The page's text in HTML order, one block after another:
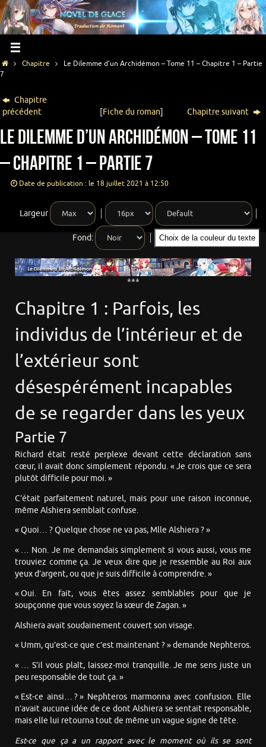
Chapitre
Le Dilemme d’un Archidémon – Tome 11 – Chapitre 1 – Partie
7
Chapitre
précédent
[Fiche du roman] Chapitre suivant
Le Dilemme d’un Archidémon – Tome 11
– Chapitre 1 – Partie 7
Date de publication : le 18 juillet 2021 à 12:50
Largeur
Fond: Choix de la couleur du texte
***
Chapitre 1 : Parfois, les
individus de l’intérieur et de
l’extérieur sont
désespérément incapables
de se regarder dans les yeux
Partie 7
Richard était resté perplexe devant cette déclaration sans
cœur, il avait donc simplement répondu. « Je crois que ce sera
plutôt difficile pour moi. »
C’était parfaitement naturel, mais pour une raison inconnue,
même Alshiera semblait confuse.
« Quoi… ? Quelque chose ne va pas, Mlle Alshiera ? »
« … Non. Je me demandais simplement si vous aussi, vous me
trouviez comme ça. Je veux dire que je ressemble au Roi aux
yeux d’argent, ou que je suis difficile à comprendre. »
« Oui. En fait, vous êtes assez semblables pour que je
soupçonne que vous soyez la sœur de Zagan. »
Alshiera avait soudainement couvert son visage.
« Umm, qu’est-ce que c’est maintenant ? » demande Nephteros.
« … S’il vous plaît, laissez-moi tranquille. Je me sens juste un
peu responsable de tout ça. »
« Est-ce ainsi… ? » Nephteros marmonna avec confusion. Elle
n’avait aucune idée de ce dont Alshiera se sentait responsable,
mais elle lui retourna tout de même un vague signe de tête.
Est-ce que ça a un rapport avec le moment où ils se sont